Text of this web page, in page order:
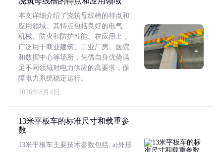
本文详细介绍了浇筑母线槽的特点和
应用领域。其特点包括良好的电气、
机械、防火和防护性能。在应用上，
广泛用于商业建筑、工业厂房、医院
和数据中心等场所，凭借自身优势满
足不同领域对电力供应的高要求，保
障电力系统稳定运行。
2026年8月4日
13米平板车的标准尺寸和载重参
数
13米平板车主要技术参数包括: a)外形